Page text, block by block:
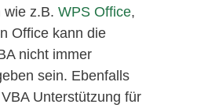
wie z.B. WPS Office,
Office kann die
nicht immer
sein. Ebenfalls
Unterstützung für